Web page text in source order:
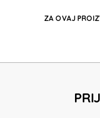
ZA OVAJ